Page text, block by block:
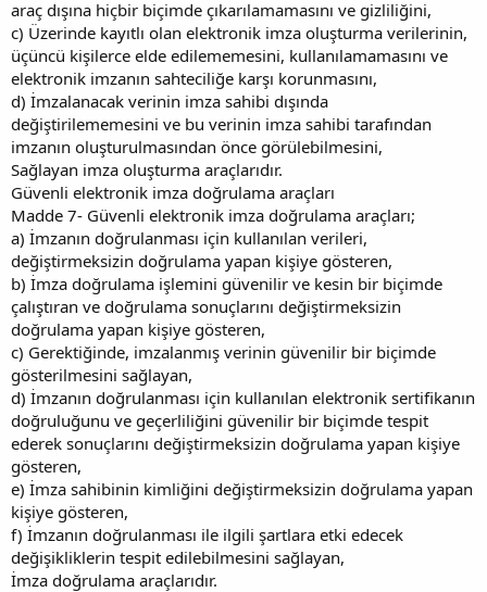
araç dışına hiçbir biçimde çıkarılamamasını ve gizliliğini,
c) Üzerinde kayıtlı olan elektronik imza oluşturma verilerinin,
üçüncü kişilerce elde edilememesini, kullanılamamasını ve
elektronik imzanın sahteciliğe karşı korunmasını,
d) İmzalanacak verinin imza sahibi dışında
değiştirilememesini ve bu verinin imza sahibi tarafından
imzanın oluşturulmasından önce görülebilmesini,
Sağlayan imza oluşturma araçlarıdır.
Güvenli elektronik imza doğrulama araçları
Madde 7- Güvenli elektronik imza doğrulama araçları;
a) İmzanın doğrulanması için kullanılan verileri,
değiştirmeksizin doğrulama yapan kişiye gösteren,
b) İmza doğrulama işlemini güvenilir ve kesin bir biçimde
çalıştıran ve doğrulama sonuçlarını değiştirmeksizin
doğrulama yapan kişiye gösteren,
c) Gerektiğinde, imzalanmış verinin güvenilir bir biçimde
gösterilmesini sağlayan,
d) İmzanın doğrulanması için kullanılan elektronik sertifikanın
doğruluğunu ve geçerliliğini güvenilir bir biçimde tespit
ederek sonuçlarını değiştirmeksizin doğrulama yapan kişiye
gösteren,
e) İmza sahibinin kimliğini değiştirmeksizin doğrulama yapan
kişiye gösteren,
f) İmzanın doğrulanması ile ilgili şartlara etki edecek
değişikliklerin tespit edilebilmesini sağlayan,
İmza doğrulama araçlarıdır.